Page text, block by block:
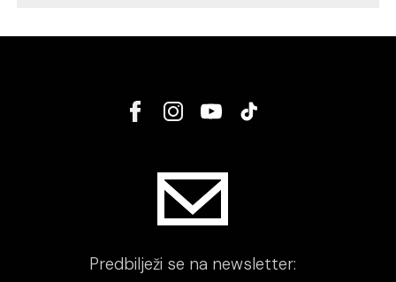
Predbilježi se na newsletter: